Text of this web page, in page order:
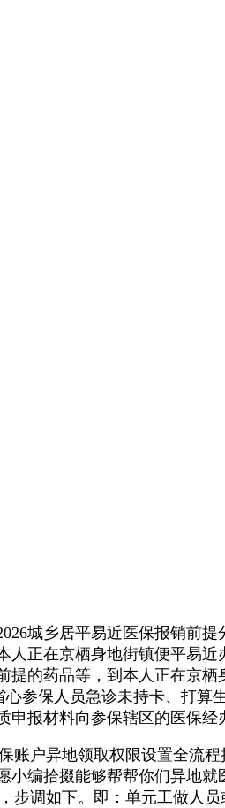
城乡居平易近医保报销前提
正在京栖身地街镇便平易
提的药品等，到本人正在京
参保人员急诊未持卡、打算
报材料向参保辖区的医保经
户异地领取权限设置全流程
编拾掇能够帮帮你们异地
步调如下。即：单元工做人